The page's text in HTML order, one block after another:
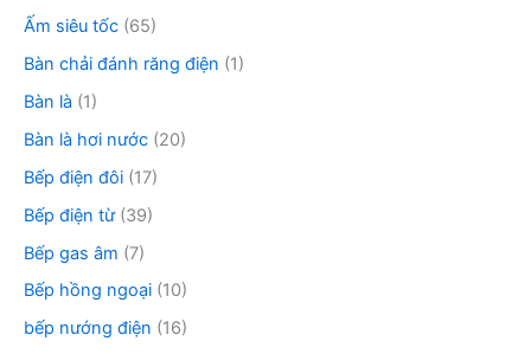
Ấm siêu tốc (65)
Bàn chải đánh răng điện (1)
Bàn là (1)
Bàn là hơi nước (20)
Bếp điện đôi (17)
Bếp điện từ (39)
Bếp gas âm (7)
Bếp hồng ngoại (10)
bếp nướng điện (16)